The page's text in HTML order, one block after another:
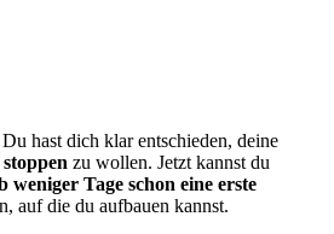
hast dich klar entschieden, deine
zu wollen. Jetzt kannst du
weniger Tage schon eine erste
auf die du aufbauen kannst.